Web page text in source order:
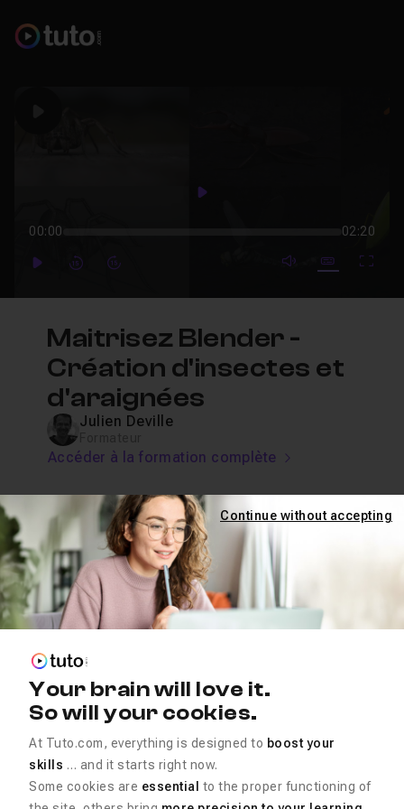
Play
00:00 02:20
PlayForwardForward mute video
Subtitles
Maitrisez Blender -
Création d'insectes et
d'araignées
Julien Deville
Accéder à la formation complète